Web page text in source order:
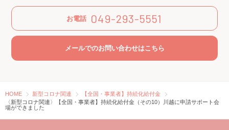
お電話 049-293-5551
メールでのお問い合わせはこちら
HOME 新型コロナ関連
【全国・事業者】持続化給付金
〈新型コロナ関連〉【全国・事業者】持続化給付金（その10）川越に申請サポート会
場ができました